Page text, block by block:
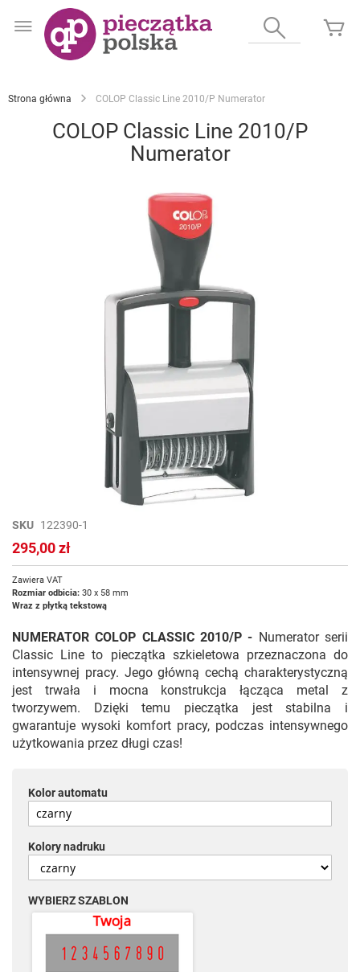
do
Wyszukaj
Strona główna COLOP Classic Line 2010/P Numerator
COLOP Classic Line 2010/P
Numerator
Przejdź
na
początek
SKU 122390-1
295,00 zł
Zawiera VAT
Rozmiar odbicia: 30 x 58 mm
Wraz z płytką tekstową
NUMERATOR COLOP CLASSIC 2010/P - Numerator serii
Classic Line to pieczątka szkieletowa przeznaczona do
intensywnej pracy. Jego główną cechą charakterystyczną
jest trwała i mocna konstrukcja łącząca metal z
tworzywem. Dzięki temu pieczątka jest stabilna i
gwarantuje wysoki komfort pracy, podczas intensywnego
użytkowania przez długi czas!
Kolor automatu
Kolory nadruku
WYBIERZ SZABLON